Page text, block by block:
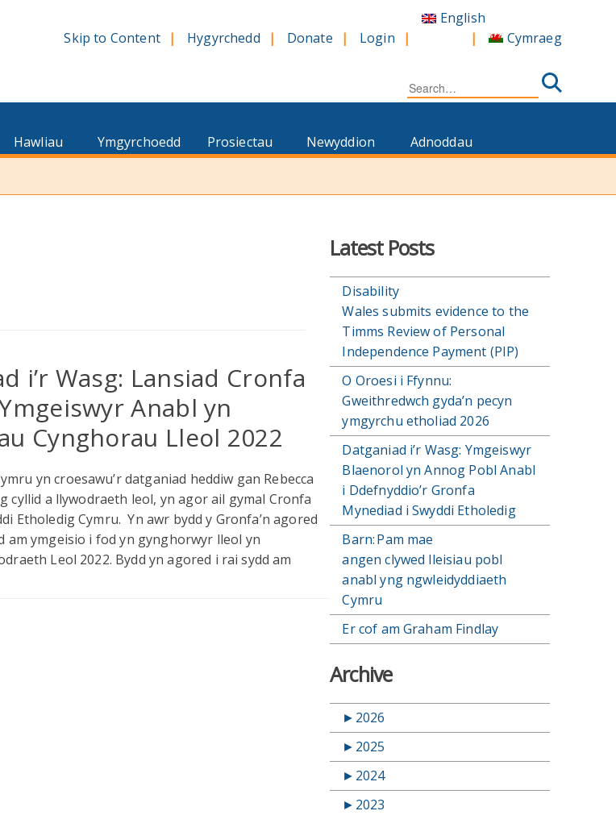
Skip to Content Hygyrchedd Donate Login
English
Cymraeg
Search
for:
Hawliau Ymgyrchoedd Prosiectau Newyddion
Adnoddau
i’r Wasg: Lansiad Cronfa
Anabl yn
Cynghorau Lleol 2022
yn croesawu’r datganiad heddiw gan Rebecca
cyllid a llywodraeth leol, yn agor ail gymal Cronfa
Etholedig Cymru. Yn awr bydd y Gronfa’n agored
am ymgeisio i fod yn gynghorwyr lleol yn
Leol 2022. Bydd yn agored i rai sydd am
Latest Posts
Disability
Wales submits evidence to the
Timms Review of Personal
Independence Payment (PIP)
O Oroesi i Ffynnu:
Gweithredwch gyda’n pecyn
ymgyrchu etholiad 2026
Datganiad i’r Wasg: Ymgeiswyr
Blaenorol yn Annog Pobl Anabl
i Ddefnyddio’r Gronfa
Mynediad i Swyddi Etholedig
Barn: Pam mae
angen clywed lleisiau pobl
anabl yng ngwleidyddiaeth
Cymru
Er cof am Graham Findlay
Archive
► 2026
► 2025
► 2024
► 2023